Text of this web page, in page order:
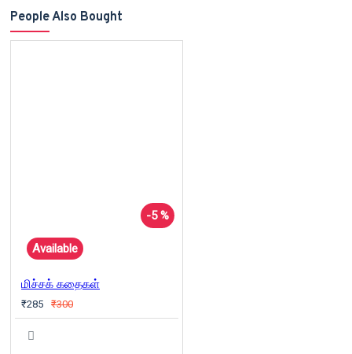
People Also Bought
-5 %
Available
மிச்சக் கதைகள்
₹285 ₹300